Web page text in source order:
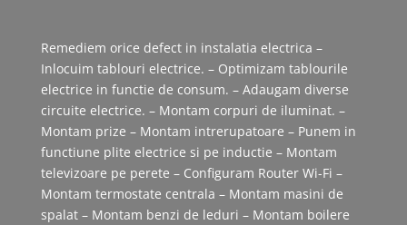
Remediem orice defect in instalatia electrica –
Inlocuim tablouri electrice. – Optimizam tablourile
electrice in functie de consum. – Adaugam diverse
circuite electrice. – Montam corpuri de iluminat. –
Montam prize – Montam intrerupatoare – Punem in
functiune plite electrice si pe inductie – Montam
televizoare pe perete – Configuram Router Wi-Fi –
Montam termostate centrala – Montam masini de
spalat – Montam benzi de leduri – Montam boilere